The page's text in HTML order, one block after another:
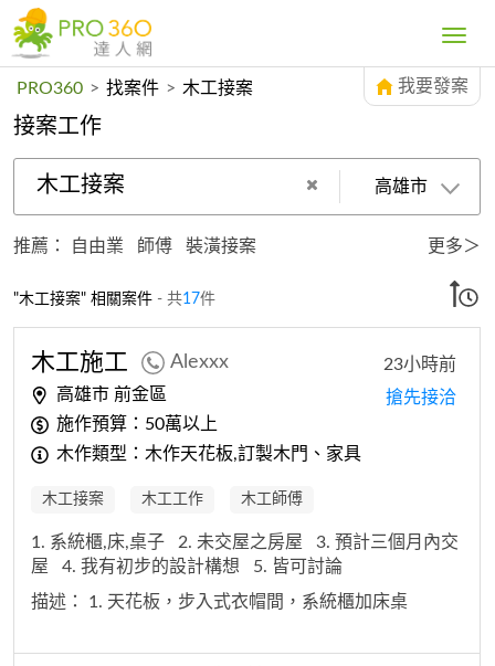
Toggle
PRO360 > 找案件 > 木工接案 我要發案
接案工作
木工接案 高雄市
推薦： 自由業 師傅 裝潢接案 更多＞
"木工接案" 相關案件 - 共17件
木工施工 Alexxx
高雄市 前金區
施作預算：50萬以上
木作類型：木作天花板,訂製木門、家具
23小時前
搶先接洽
木工接案 木工工作 木工師傅
1. 系統櫃,床,桌子 2. 未交屋之房屋
3. 預計三個月內交
屋
4. 我有初步的設計構想
5. 皆可討論
描述： 1. 天花板，步入式衣帽間，系統櫃加床桌